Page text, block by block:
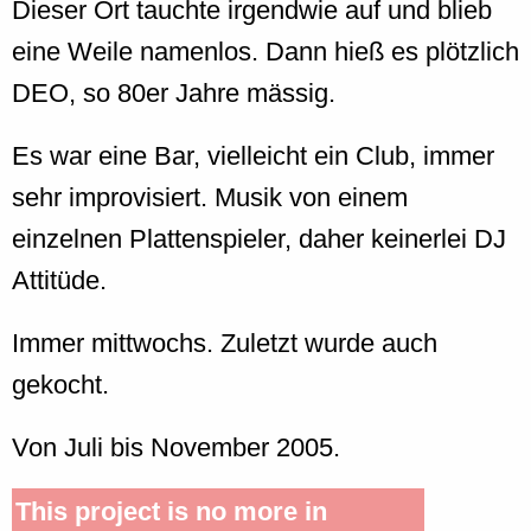
Dieser Ort tauchte irgendwie auf und blieb
eine Weile namenlos. Dann hieß es plötzlich
DEO, so 80er Jahre mässig.
Es war eine Bar, vielleicht ein Club, immer
sehr improvisiert. Musik von einem
einzelnen Plattenspieler, daher keinerlei DJ
Attitüde.
Immer mittwochs. Zuletzt wurde auch
gekocht.
Von Juli bis November 2005.
This project is no more in